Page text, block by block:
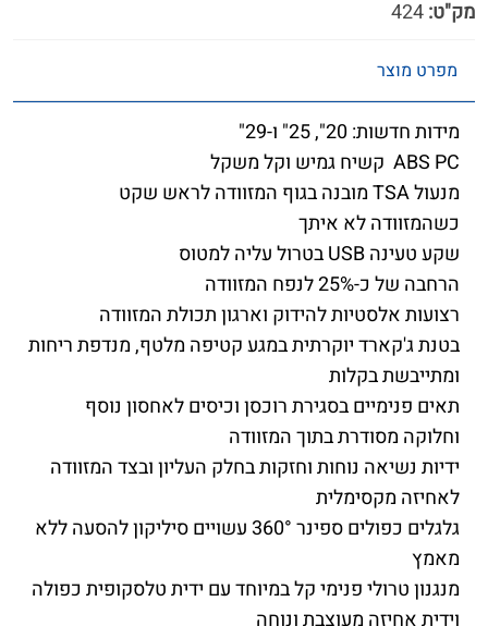
מק"ט:
מפרט מוצר
מידות חדשות: 20", 25" ו-29"
ABS PC קשיח גמיש וקל משקל
מנעול TSA מובנה בגוף המזוודה לראש שקט
כשהמזוודה לא איתך
שקע טעינה USB בטרול עליה למטוס
הרחבה של כ-25% לנפח המזוודה
רצועות אלסטיות להידוק וארגון תכולת המזוודה
בטנת ג'קארד יוקרתית במגע קטיפה מלטף, מנדפת ריחות
ומתייבשת בקלות
תאים פנימיים בסגירת רוכסן וכיסים לאחסון נוסף
וחלוקה מסודרת בתוך המזוודה
ידיות נשיאה נוחות וחזקות בחלק העליון ובצד המזוודה
לאחיזה מקסימלית
גלגלים כפולים ספינר 360° עשויים סיליקון להסעה ללא
מאמץ
מנגנון טרולי פנימי קל במיוחד עם ידית טלסקופית כפולה
וידית אחיזה מעוצבת ונוחה